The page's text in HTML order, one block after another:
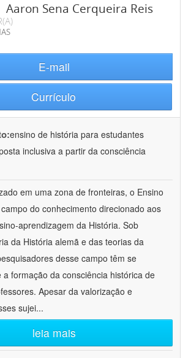
Aaron Sena Cerqueira Reis
E-mail
Currículo
ensino de história para estudantes
inclusiva a partir da consciência
em uma zona de fronteiras, o Ensino
do conhecimento direcionado aos
aprendizagem da História. Sob
da História alemã e das teorias da
desse campo têm se
formação da consciência histórica de
Apesar da valorização e
sujei...
leia mais